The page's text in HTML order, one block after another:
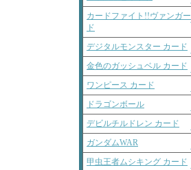
カードファイト!!ヴァンガー
ド
デジタルモンスター カード
金色のガッシュベル カード
ワンピース カード
ドラゴンボール
デビルチルドレン カード
ガンダムWAR
甲虫王者ムシキング カード